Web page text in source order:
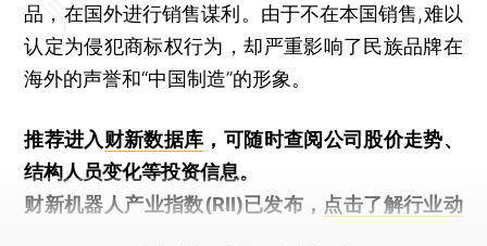
品，在国外进行销售谋利。由于不在本国销售,难以
认定为侵犯商标权行为，却严重影响了民族品牌在
海外的声誉和“中国制造”的形象。
推荐进入财新数据库 ，可随时查阅公司股价走势、
结构人员变化等投资信息。
财新机器人产业指数(RII)已发布， 点击了解行业动